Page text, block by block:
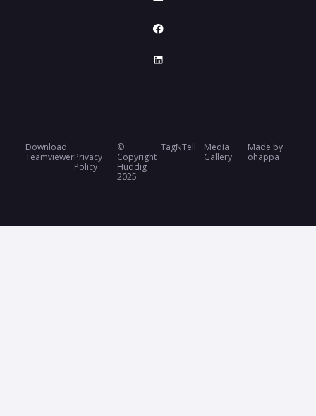
Download
TeamviewerPrivacy
Policy
©
Copyright
Huddig
2025
TagNTell
Media
Gallery
Made by
ohappa